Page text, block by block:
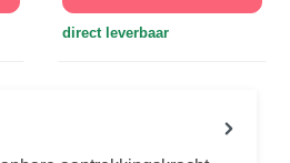
direct leverbaar